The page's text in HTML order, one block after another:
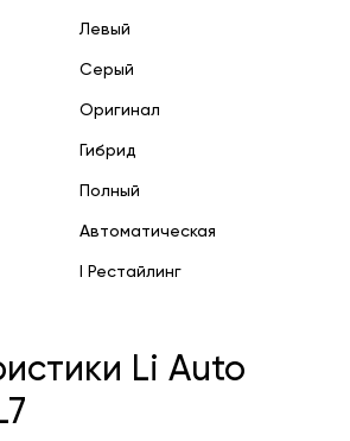
Левый
Серый
Оригинал
Гибрид
Полный
Автоматическая
I Рестайлинг
Li Auto